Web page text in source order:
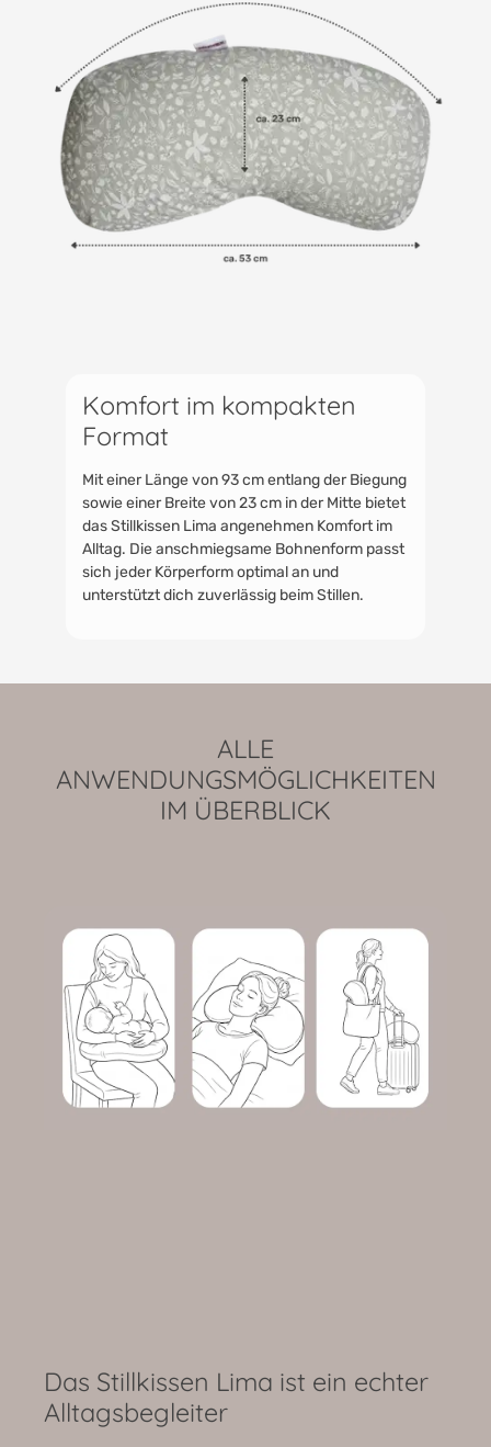
Komfort im kompakten
Format
Mit einer Länge von 93 cm entlang der Biegung
sowie einer Breite von 23 cm in der Mitte bietet
das Stillkissen Lima angenehmen Komfort im
Alltag. Die anschmiegsame Bohnenform passt
sich jeder Körperform optimal an und
unterstützt dich zuverlässig beim Stillen.
ALLE
ANWENDUNGSMÖGLICHKEITEN
IM ÜBERBLICK
Das Stillkissen Lima ist ein echter
Alltagsbegleiter